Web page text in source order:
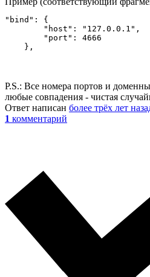
"bind": {
        "host": "127.0.0.1",
        "port": 4666
    },
P.S.: Все номера портов и
любые совпадения - чистая
Ответ написан более трёх лет
1 комментарий